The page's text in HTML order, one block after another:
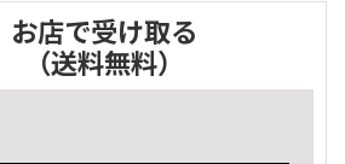
お店で受け取る
（送料無料）